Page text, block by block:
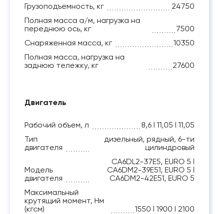
Грузоподъемность, кг
24750
Полная масса а/м, нагрузка на
переднюю ось, кг
7500
Снаряженная масса, кг
10350
Полная масса, нагрузка на
заднюю тележку, кг
27600
Двигатель
Рабочий объем, л
8,6 l 11,05 l 11,05
Тип
двигателя
дизельный, рядный, 6-ти
цилиндровый
Модель
двигателя
CA6DL2-37E5, EURO 5 l
CA6DM2-39E51, EURO 5 l
CA6DM2-42E51, EURO 5
Максимальный
крутящий момент, Нм
(кгсм)
1550 l 1900 l 2100